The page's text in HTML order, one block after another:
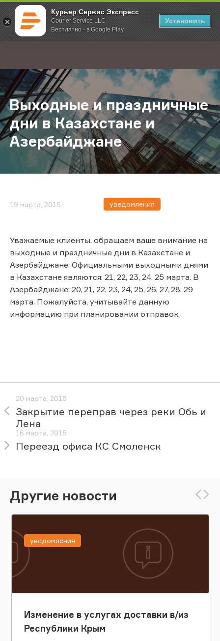
Курьер Сервис Экспресс
Courier Service LLC
Бесплатно - в Google Play
Установить
; Главная О компании Новости Выходные и праздничные дни в
Выходные и праздничные
дни в Казахстане и
Азербайджане
19 марта, 2015 уведомления
Уважаемые клиенты, обращаем ваше внимание на
выходные и праздничные дни в Казахстане и
Азербайджане. Официальными выходными днями
в Казахстане являются: 21, 22, 23, 24, 25 марта. В
Азербайджане: 20, 21, 22, 23, 24, 25, 26, 27, 28, 29
марта. Пожалуйста, учитывайте данную
информацию при планировании отправок.
20 марта, 2015
Закрытие переправ через реки Обь и
Лена
16 марта, 2015
Переезд офиса КС Смоленск
Другие новости
Изменение в услугах доставки в/из
Республики Крым
уведомления